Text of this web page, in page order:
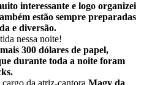
interessante e logo organizei
estão sempre preparadas
e diversão.
nessa noite!
300 dólares de papel,
durante toda a noite foram
da atriz-cantora Magy da